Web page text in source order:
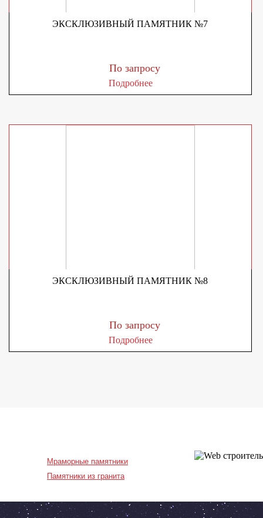
ЭКСКЛЮЗИВНЫЙ ПАМЯТНИК №7
По запросу
Подробнее
ЭКСКЛЮЗИВНЫЙ ПАМЯТНИК №8
По запросу
Подробнее
Мраморные памятники
Памятники из гранита